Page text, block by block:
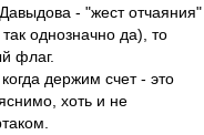
- "жест отчаяния"
однозначно да), то
флаг.
держим счет - это
хоть и не